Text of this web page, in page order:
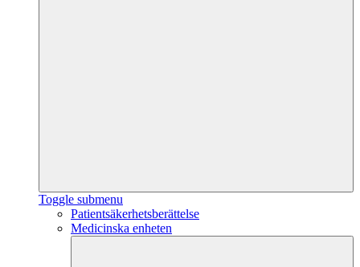
Toggle submenu
Patientsäkerhetsberättelse
Medicinska enheten